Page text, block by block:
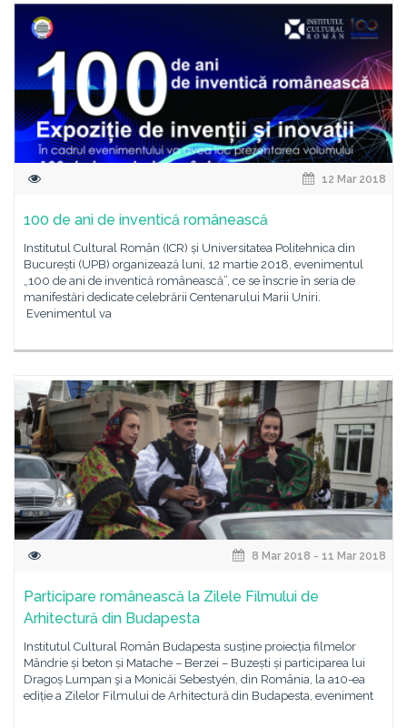
12 Mar 2018
100 de ani de inventică românească
Institutul Cultural Român (ICR) și Universitatea Politehnica din
București (UPB) organizează luni, 12 martie 2018, evenimentul
„100 de ani de inventică românească”, ce se înscrie în seria de
manifestări dedicate celebrării Centenarului Marii Uniri.
Evenimentul va
8 Mar 2018 - 11 Mar 2018
Participare românească la Zilele Filmului de
Arhitectură din Budapesta
Institutul Cultural Român Budapesta susține proiecția filmelor
Mândrie și beton și Matache – Berzei – Buzești și participarea lui
Dragoș Lumpan şi a Monicăi Sebestyén, din România, la a10-ea
ediție a Zilelor Filmului de Arhitectură din Budapesta, eveniment